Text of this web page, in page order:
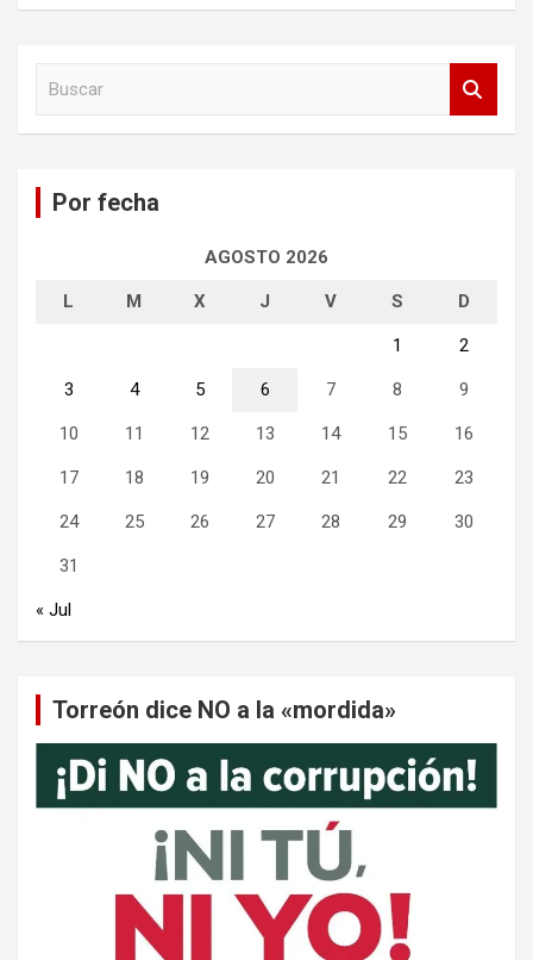
Por fecha
AGOSTO 2026
L M X J V S D
1 2
3 4 5 6 7 8 9
10 11 12 13 14 15 16
17 18 19 20 21 22 23
24 25 26 27 28 29 30
31
« Jul
Torreón dice NO a la «mordida»